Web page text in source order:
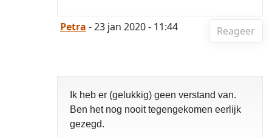
Reageer
Petra - 23 jan 2020 - 11:44
Ik heb er (gelukkig) geen verstand van.
Ben het nog nooit tegengekomen eerlijk
gezegd.